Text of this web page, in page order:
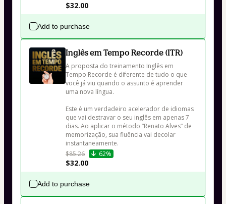
$32.00
Add to purchase
Inglês em Tempo Recorde (ITR)
A proposta do treinamento Inglês em
Tempo Recorde é diferente de tudo o que
você já viu quando o assunto é aprender
uma nova língua.
Este é um verdadeiro acelerador de idiomas
que vai destravar o seu inglês em apenas 7
dias. Ao aplicar o método “Renato Alves” de
memorização, sua fluência vai decolar
instantaneamente.
$85.26
62%
$32.00
Add to purchase